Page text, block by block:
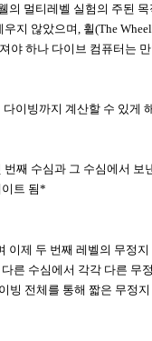
의 멀티레벨 실험의 주된
우지 않았으며, 휠(The
야 하나 다이브 컴퓨터는
이빙까지 계산할 수 있게
번째 수심과 그 수심에서 보
트 됨*
이제 두 번째 레벨의 무정
른 수심에서 각각 다른 무
빙 전체를 통해 짧은 무정